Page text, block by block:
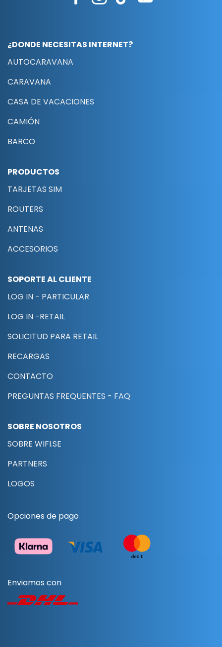
¿DONDE NECESITAS INTERNET?
AUTOCARAVANA
CARAVANA
CASA DE VACACIONES
CAMIÓN
BARCO
PRODUCTOS
TARJETAS SIM
ROUTERS
ANTENAS
ACCESORIOS
SOPORTE AL CLIENTE
LOG IN - PARTICULAR
LOG IN -RETAIL
SOLICITUD PARA RETAIL
RECARGAS
CONTACTO
PREGUNTAS FREQUENTES - FAQ
SOBRE NOSOTROS
SOBRE WIFI.SE
PARTNERS
LOGOS
Opciones de pago
Enviamos con